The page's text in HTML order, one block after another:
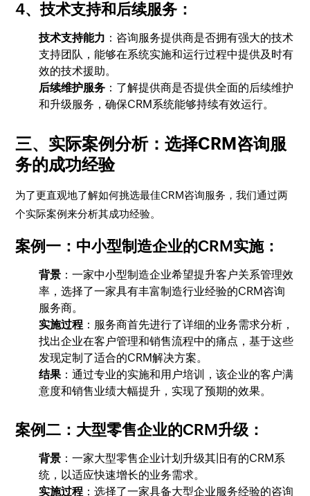
4、技术支持和后续服务 ：
技术支持能力 ：咨询服务提供商是否拥有强大的技术
支持团队，能够在系统实施和运行过程中提供及时有
效的技术援助。
后续维护服务 ：了解提供商是否提供全面的后续维护
和升级服务，确保CRM系统能够持续有效运行。
三、实际案例分析：选择CRM咨询服
务的成功经验
为了更直观地了解如何挑选最佳CRM咨询服务，我们通过两
个实际案例来分析其成功经验。
案例一：中小型制造企业的CRM实施：
背景 ：一家中小型制造企业希望提升客户关系管理效
率，选择了一家具有丰富制造行业经验的CRM咨询
服务商。
实施过程 ：服务商首先进行了详细的业务需求分析，
找出企业在客户管理和销售流程中的痛点，基于这些
发现定制了适合的CRM解决方案。
结果：通过专业的实施和用户培训，该企业的客户满
意度和销售业绩大幅提升，实现了预期的效果。
案例二：大型零售企业的CRM升级 ：
背景 ：一家大型零售企业计划升级其旧有的CRM系
统，以适应快速增长的业务需求。
实施过程 ：选择了一家具备大型企业服务经验的咨询